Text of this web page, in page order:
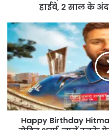
हाईवे, 2 साल के
Happy Birthday